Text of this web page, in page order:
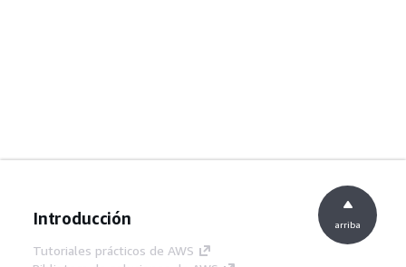
Introducción
Tutoriales prácticos de AWS
arriba